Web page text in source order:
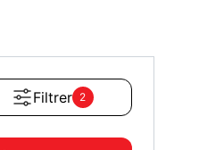
Filtrer 2